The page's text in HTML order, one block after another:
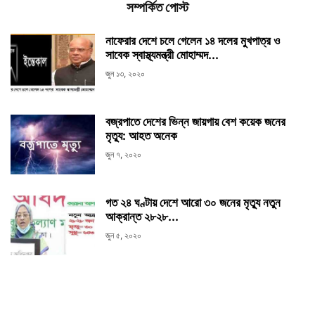
সম্পর্কিত পোস্ট
নাফেরার দেশে চলে গেলেন ১৪ দলের মুখপাত্র ও
সাবেক স্বাস্থ্যমন্ত্রী মোহাম্মদ...
জুন ১৩, ২০২০
বজ্রপাতে দেশের ভিন্ন জায়গায় বেশ কয়েক জনের
মৃত্যু: আহত অনেক
জুন ৭, ২০২০
গত ২৪ ঘণ্টায় দেশে আরো ৩০ জনের মৃত্যু নতুন
আক্রান্ত ২৮২৮...
জুন ৫, ২০২০